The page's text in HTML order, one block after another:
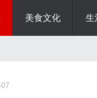
美食文化 生